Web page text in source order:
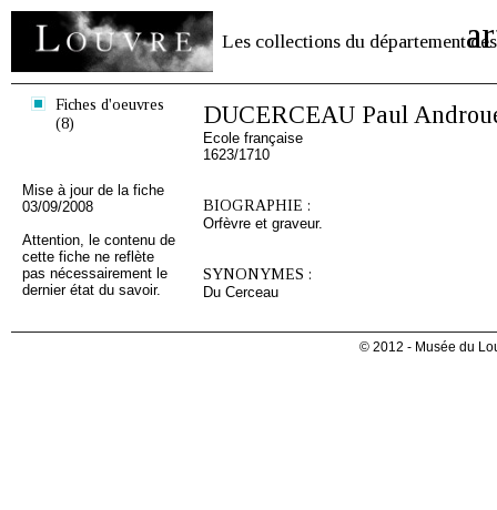
Les collections du département des
Fiches d'oeuvres
(8)
Mise à jour de la fiche
03/09/2008
Attention, le contenu de
cette fiche ne reflète
pas nécessairement le
dernier état du savoir.
DUCERCEAU Paul
Ecole française
1623/1710
BIOGRAPHIE :
Orfèvre et graveur.
SYNONYMES :
Du Cerceau
© 2012 - Musée du